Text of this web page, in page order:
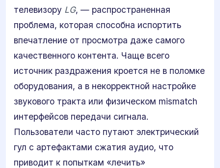
телевизору LG, — распространенная
проблема, которая способна испортить
впечатление от просмотра даже самого
качественного контента. Чаще всего
источник раздражения кроется не в поломке
оборудования, а в некорректной настройке
звукового тракта или физическом mismatch
интерфейсов передачи сигнала.
Пользователи часто путают электрический
гул с артефактами сжатия аудио, что
приводит к попыткам «лечить»